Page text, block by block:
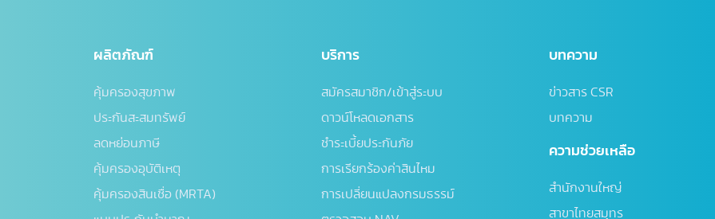
ผลิตภัณฑ์
คุ้มครองสุขภาพ
ประกันสะสมทรัพย์
ลดหย่อนภาษี
คุ้มครองอุบัติเหตุ
คุ้มครองสินเชื่อ (MRTA)
บริการ
สมัครสมาชิก/เข้าสู่ระบบ
ดาวน์โหลดเอกสาร
ชำระเบี้ยประกันภัย
การเรียกร้องค่าสินไหม
การเปลี่ยนแปลงกรมธรรม์
บทความ
ข่าวสาร CSR
บทความ
ความช่วยเหลือ
สำนักงานใหญ่
สาขาไทยสมุทร